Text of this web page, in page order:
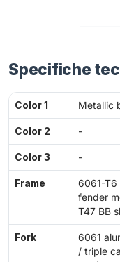
Specifiche
Color 1 Metallic
Color 2 -
Color 3 -
Frame
6061-T6
fender
T47 BB
Fork
6061
/ triple